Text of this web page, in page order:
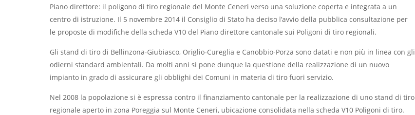
Piano direttore: il poligono di tiro regionale del Monte Ceneri verso una soluzione coperta e integrata a un
centro di istruzione. Il 5 novembre 2014 il Consiglio di Stato ha deciso l’avvio della pubblica consultazione per
le proposte di modifiche della scheda V10 del Piano direttore cantonale sui Poligoni di tiro regionali.
Gli stand di tiro di Bellinzona-Giubiasco, Origlio-Cureglia e Canobbio-Porza sono datati e non più in linea con gli
odierni standard ambientali. Da molti anni si pone dunque la questione della realizzazione di un nuovo
impianto in grado di assicurare gli obblighi dei Comuni in materia di tiro fuori servizio.
Nel 2008 la popolazione si è espressa contro il finanziamento cantonale per la realizzazione di uno stand di tiro
regionale aperto in zona Poreggia sul Monte Ceneri, ubicazione consolidata nella scheda V10 Poligoni di tiro.